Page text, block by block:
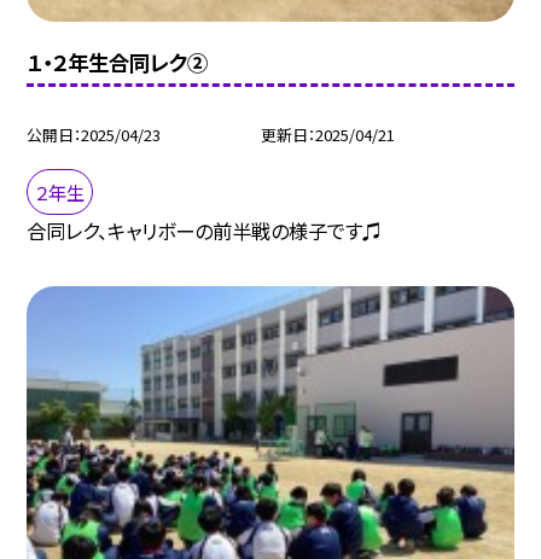
１・２年生合同レク②
公開日 2025/04/23 更新日 2025/04/21
２年生
合同レク、キャリボーの前半戦の様子です♫